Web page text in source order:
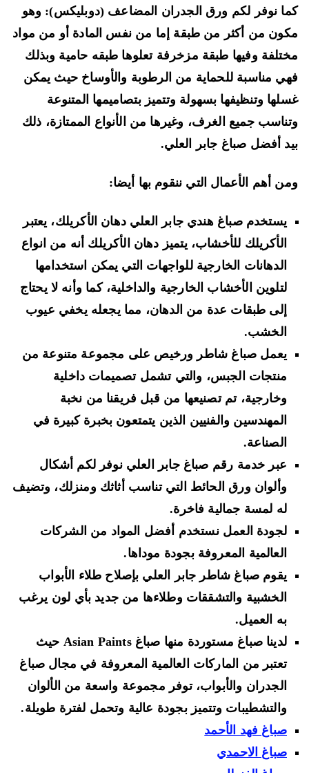
نوفر لكم ورق الجدران المضاعف (دوبليكس): وهو
من أكثر من طبقة إما من نفس المادة أو من مواد
وفيها طبقة مزخرفة تعلوها طبقه حامية وبذلك
مناسبة للحماية من الرطوبة والأوساخ حيث يمكن
وتنظيفها بسهولة وتتميز بتصاميمها المتنوعة
جميع الغرف، وغيرها من الأنواع الممتازة، ذلك
أفضل صباغ جابر العلي.
أهم الأعمال التي ننقوم بها أيضا:
يستخدم صباغ هندي جابر العلي دهان الأكريلك، يعتبر
الأكريلك للأخشاب، يتميز دهان الأكريلك أنه من انواع
الدهانات الخارجية للواجهات التي يمكن استخدامها
لتلوين الأخشاب الخارجية والداخلية، كما وأنه لا يحتاج
إلى طبقات عدة من الدهان، مما يجعله يخفي عيوب
الخشب.
يعمل صباغ شاطر ورخيص على مجموعة متنوعة من
منتجات الجبس، والتي تشمل تصميمات داخلية
وخارجية، تم تصنيعها من قبل فريقنا من نخبة
المهندسين والفنيين الذين يتمتعون بخبرة كبيرة في
الصناعة.
عبر خدمة رقم صباغ جابر العلي نوفر لكم أشكال
وألوان ورق الحائط التي تناسب أثاثك ومنزلك، وتضيف
له لمسة جمالية فاخرة.
لجودة العمل نستخدم أفضل المواد من الشركات
العالمية المعروفة بجودة موداها.
يقوم صباغ شاطر جابر العلي بإصلاح طلاء الأبواب
الخشبية والتشققات وطلاءها من جديد بأي لون يرغب
به العميل.
لدينا صباغ مستوردة منها صباغ Asian Paints حيث
تعتبر من الماركات العالمية المعروفة في مجال صباغ
الجدران والأبواب، توفر مجموعة واسعة من الألوان
والتشطيبات وتتميز بجودة عالية وتحمل لفترة طويلة.
صباغ فهد الأحمد
صباغ الاحمدي